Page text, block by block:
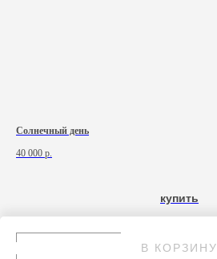
В КОРЗИНУ
Солнечный день
40 000 р.
купить